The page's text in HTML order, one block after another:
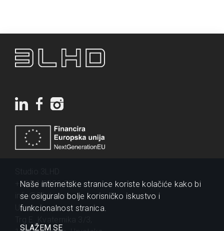
+385 1 2320 200
info@3lhd.com
Urania
Naše internetske stranice koriste kolačiće kako bi
se osiguralo bolje korisničko iskustvo i
funkcionalnost stranica.
SLAŽEM SE